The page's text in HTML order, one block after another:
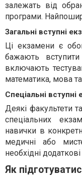
залежать від
програми.
Загальні вступні
Ці екзамени є
бажають
включають
математика, мова
Спеціальні вступні
Деякі факультети
спеціальних
навички в
медичні або
необхідні
Як